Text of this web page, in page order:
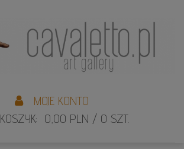
MOJE KONTO
KOSZYK: 0,00 PLN / 0 SZT.